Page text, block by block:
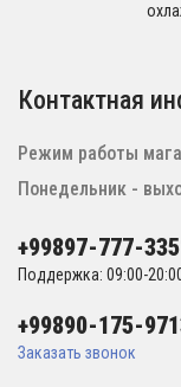
Контактная
Режим работы
Понедельник -
+99897-777-
Поддержка: 09:00-
+99890-175-
Заказать звонок